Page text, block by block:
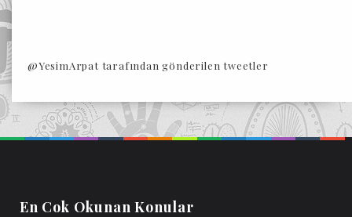
@YesimArpat tarafından gönderilen tweetler
En Cok Okunan Konular